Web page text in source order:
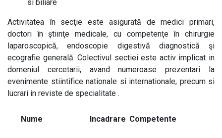
si biliare
Activitatea în secţie este asigurată de medici primari,
doctori în ştiinţe medicale, cu competenţe în chirurgie
laparoscopică, endoscopie digestivă diagnostică şi
ecografie generală. Colectivul sectiei este activ implicat in
domeniul cercetarii, avand numeroase prezentari la
evenimente stiintifice nationale si internationale, precum si
lucrari in reviste de specialitate .
Nume Incadrare Competente